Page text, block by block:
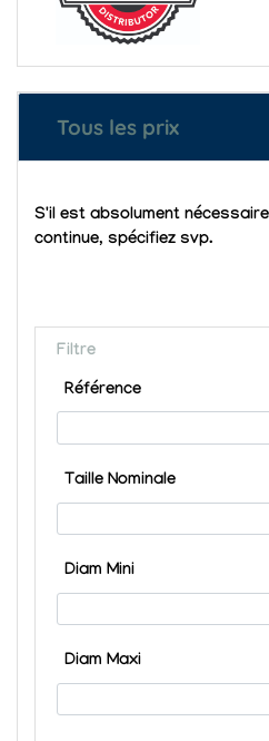
Tous les prix
S'il est absolument
continue, spécifiez svp.
Filtre
Référence
Taille Nominale
Diam Mini
Diam Maxi